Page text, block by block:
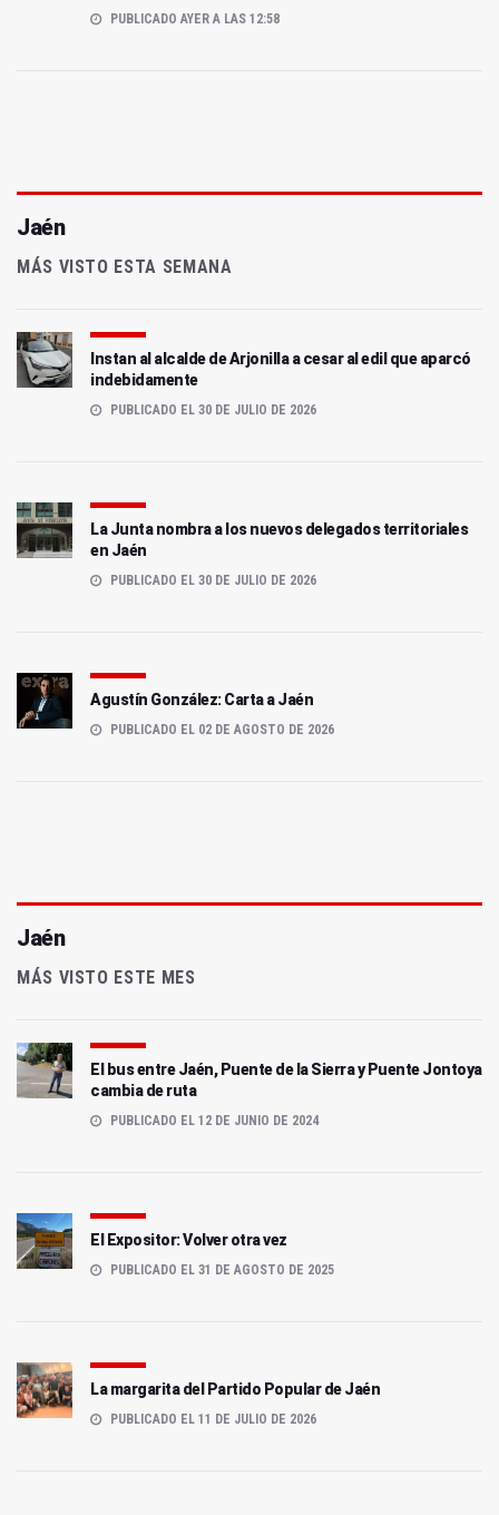
PUBLICADO AYER A LAS 12:58
Jaén
MÁS VISTO ESTA SEMANA
Instan al alcalde de Arjonilla a cesar al edil que aparcó
indebidamente
PUBLICADO EL 30 DE JULIO DE 2026
La Junta nombra a los nuevos delegados territoriales
en Jaén
PUBLICADO EL 30 DE JULIO DE 2026
Agustín González: Carta a Jaén
PUBLICADO EL 02 DE AGOSTO DE 2026
Jaén
MÁS VISTO ESTE MES
El bus entre Jaén, Puente de la Sierra y Puente Jontoya
cambia de ruta
PUBLICADO EL 12 DE JUNIO DE 2024
El Expositor: Volver otra vez
PUBLICADO EL 31 DE AGOSTO DE 2025
La margarita del Partido Popular de Jaén
PUBLICADO EL 11 DE JULIO DE 2026